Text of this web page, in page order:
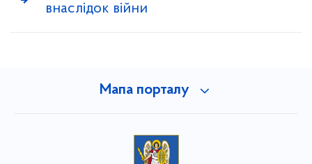
внаслідок війни
Мапа порталу